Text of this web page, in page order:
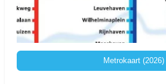
Metrokaart (2026)